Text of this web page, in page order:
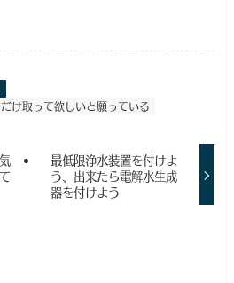
け取って欲しいと願っている
最低限浄水装置を付けよ
う、出来たら電解水生成
器を付けよう